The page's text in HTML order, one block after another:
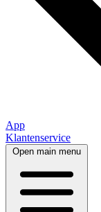
App
Klantenservice
Open main menu